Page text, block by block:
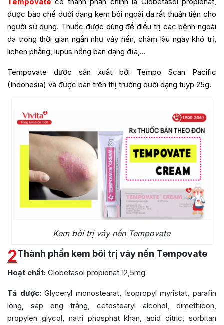
được bào chế dưới dạng kem bôi ngoài da rất thuận tiện cho
người sử dụng. Thuốc được dùng để điều trị các bệnh ngoài
da trong thời gian ngắn như vảy nến, chàm lâu ngày khó trị,
lichen phẳng, lupus hồng ban dạng đĩa,…
Tempovate được sản xuất bởi Tempo Scan Pacific
(Indonesia) và được bán trên thị trường dưới dạng tuýp 25g.
Kem bôi trị vảy nến Tempovate
2Thành phần kem bôi trị vảy nến Tempovate
Hoạt chất: Clobetasol propionat 12,5mg
Tá dược:Glyceryl monostearat, Isopropyl myristat, parafin
lỏng, sáp ong trắng, cetostearyl alcohol, dimethicon,
propylen glycol, natri phosphat khan, acid citric, sorbitan